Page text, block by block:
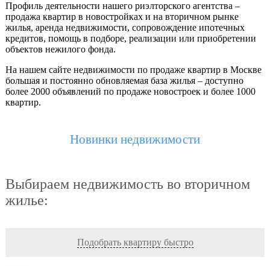
Профиль деятельности нашего риэлторского агентства –
продажа квартир в новостройках и на вторичном рынке
жилья, аренда недвижимости, сопровождение ипотечных
кредитов, помощь в подборе, реализации или приобретении
объектов нежилого фонда.
На нашем сайте недвижимости по продаже квартир в Москве
большая и постоянно обновляемая база жилья – доступно
более 2000 объявлений по продаже новостроек и более 1000
квартир.
Новинки недвижимости
Выбираем недвижимость во вторичном
жилье:
Подобрать квартиру быстро